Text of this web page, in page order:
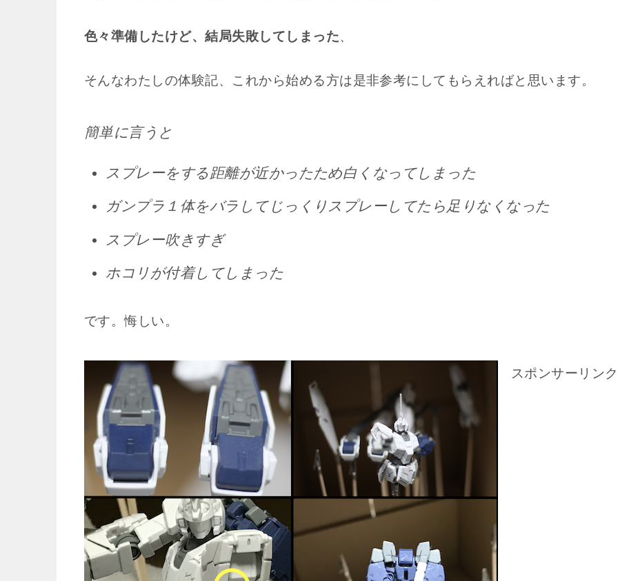
色々準備したけど、結局失敗してしまった、
そんなわたしの体験記、これから始める方は是非参考にしてもらえればと思います。
簡単に言うと
スプレーをする距離が近かったため白くなってしまった
ガンプラ１体をバラしてじっくりスプレーしてたら足りなくなった
スプレー吹きすぎ
ホコリが付着してしまった
です。悔しい。
スポンサーリンク